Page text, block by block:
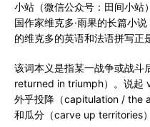
小站（微信公众号：田间小站
国作家维克多·雨果的长篇小
的维克多的英语和法语拼写正
该词本义是指某一战争或战
returned in triumph）。说起
外乎投降（capitulation / the
和瓜分（carve up territories）